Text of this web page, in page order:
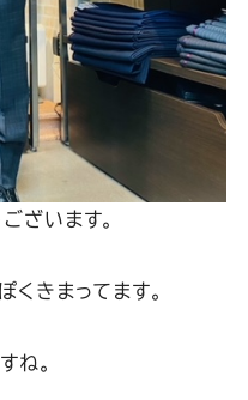
ざいます。
くきまってます。
ね。